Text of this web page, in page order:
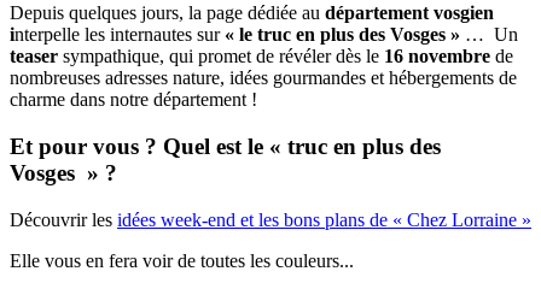
Depuis quelques jours, la page dédiée au département vosgien
interpelle les internautes sur « le truc en plus des Vosges » … Un
teaser sympathique, qui promet de révéler dès le 16 novembre de
nombreuses adresses nature, idées gourmandes et hébergements de
charme dans notre département !
Et pour vous ? Quel est le « truc en plus des
Vosges » ?
Découvrir les idées week-end et les bons plans de « Chez Lorraine »
Elle vous en fera voir de toutes les couleurs...